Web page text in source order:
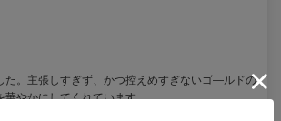
た。主張しすぎず、かつ控えめすぎないゴ―ルドの
華やかにしてくれています。